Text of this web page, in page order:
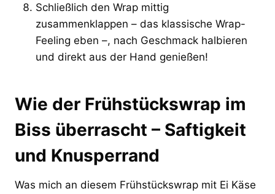
Schließlich den Wrap mittig
zusammenklappen – das klassische Wrap-
Feeling eben –, nach Geschmack halbieren
und direkt aus der Hand genießen!
Wie der Frühstückswrap im
Biss überrascht – Saftigkeit
und Knusperrand
Was mich an diesem Frühstückswrap mit Ei Käse